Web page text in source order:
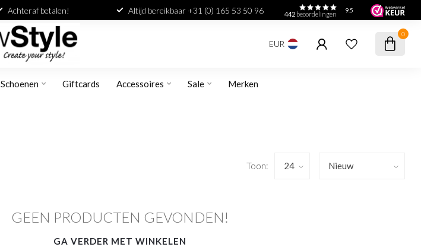
Achteraf betalen! Altijd bereikbaar +31 (0) 165 53 50 96 442beoordelingen
9.5
EUR
0
Schoenen Giftcards Accessoires Sale Merken
Toon:
GEEN PRODUCTEN GEVONDEN!
GA VERDER MET WINKELEN